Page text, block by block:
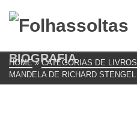
BIOGRAFIA
HOME » CATEGORIAS DE LIVROS
MANDELA DE RICHARD STENGEL